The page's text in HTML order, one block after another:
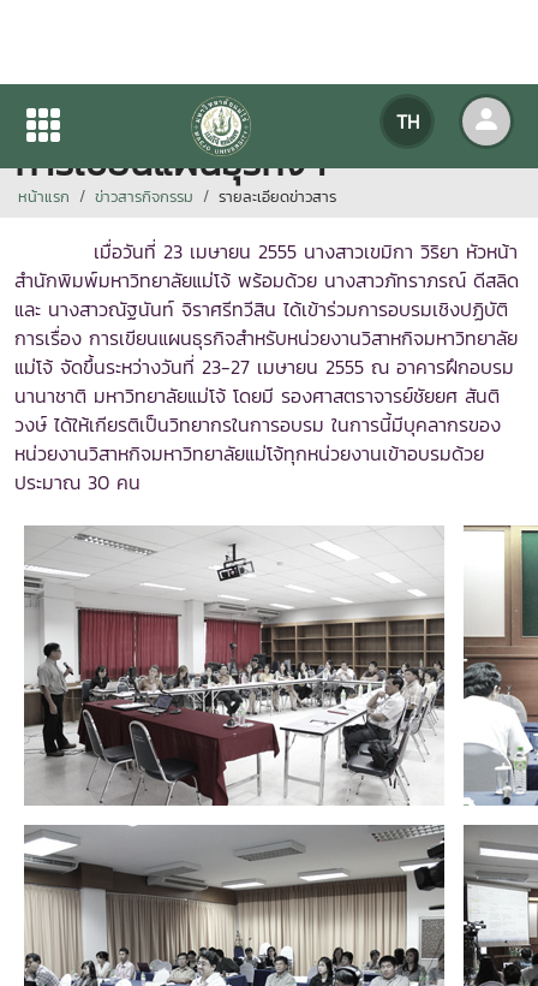
TH
บุคลากรสำนักพิมพ์ฯ เข้าอบรม
การเขียนแผนธุรกิจฯ
หน้าแรก ข่าวสารกิจกรรม รายละเอียดข่าวสาร
เมื่อวันที่ 23 เมษายน 2555 นางสาวเขมิกา วิริยา หัวหน้า
สำนักพิมพ์มหาวิทยาลัยแม่โจ้ พร้อมด้วย นางสาวภัทราภรณ์ ดีสลิด
และ นางสาวณัฐนันท์ จิราศรีทวีสิน ได้เข้าร่วมการอบรมเชิงปฏิบัติ
การเรื่อง การเขียนแผนธุรกิจสำหรับหน่วยงานวิสาหกิจมหาวิทยาลัย
แม่โจ้ จัดขึ้นระหว่างวันที่ 23-27 เมษายน 2555 ณ อาคารฝึกอบรม
นานาชาติ มหาวิทยาลัยแม่โจ้ โดยมี รองศาสตราจารย์ชัยยศ สันติ
วงษ์ ได้ให้เกียรติเป็นวิทยากรในการอบรม ในการนี้มีบุคลากรของ
หน่วยงานวิสาหกิจมหาวิทยาลัยแม่โจ้ทุกหน่วยงานเข้าอบรมด้วย
ประมาณ 30 คน